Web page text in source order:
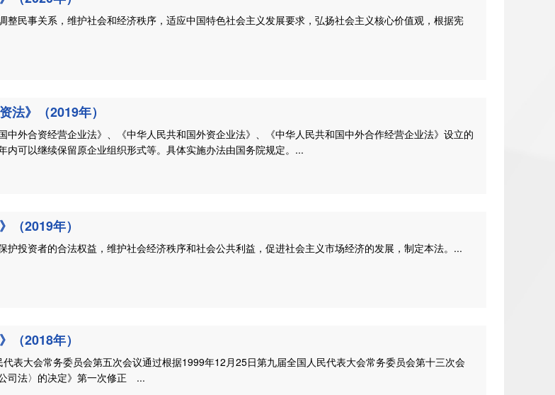
整民事关系，维护社会和经济秩序，适应中国特色社会主义发展要求，弘扬社会主义核心价值观，根据宪
法》（2019年）
中外合资经营企业法》、《中华人民共和国外资企业法》、《中华人民共和国中外合作经营企业法》设立的
内可以继续保留原企业组织形式等。具体实施办法由国务院规定。...
（2019年）
护投资者的合法权益，维护社会经济秩序和社会公共利益，促进社会主义市场经济的发展，制定本法。...
（2018年）
表大会常务委员会第五次会议通过根据1999年12月25日第九届全国人民代表大会常务委员会第十三次会
司法〉的决定》第一次修正 ...